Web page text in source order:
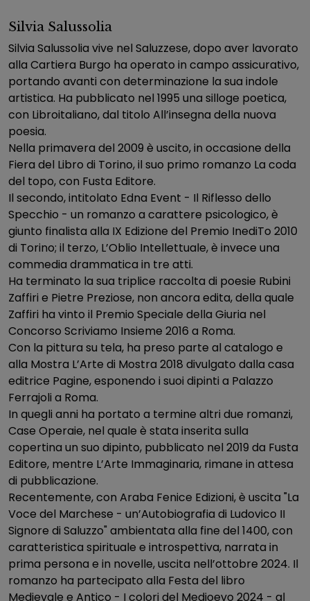
Silvia Salussolia
Silvia Salussolia vive nel Saluzzese, dopo aver lavorato
alla Cartiera Burgo ha operato in campo assicurativo,
portando avanti con determinazione la sua indole
artistica. Ha pubblicato nel 1995 una silloge poetica,
con Libroitaliano, dal titolo All’insegna della nuova
poesia.
Nella primavera del 2009 è uscito, in occasione della
Fiera del Libro di Torino, il suo primo romanzo La coda
del topo, con Fusta Editore.
Il secondo, intitolato Edna Event - Il Riflesso dello
Specchio - un romanzo a carattere psicologico, è
giunto finalista alla IX Edizione del Premio InediTo 2010
di Torino; il terzo, L’Oblio Intellettuale, è invece una
commedia drammatica in tre atti.
Ha terminato la sua triplice raccolta di poesie Rubini
Zaffiri e Pietre Preziose, non ancora edita, della quale
Zaffiri ha vinto il Premio Speciale della Giuria nel
Concorso Scriviamo Insieme 2016 a Roma.
Con la pittura su tela, ha preso parte al catalogo e
alla Mostra L’Arte di Mostra 2018 divulgato dalla casa
editrice Pagine, esponendo i suoi dipinti a Palazzo
Ferrajoli a Roma.
In quegli anni ha portato a termine altri due romanzi,
Case Operaie, nel quale è stata inserita sulla
copertina un suo dipinto, pubblicato nel 2019 da Fusta
Editore, mentre L’Arte Immaginaria, rimane in attesa
di pubblicazione.
Recentemente, con Araba Fenice Edizioni, è uscita "La
Voce del Marchese - un’Autobiografia di Ludovico II
Signore di Saluzzo" ambientata alla fine del 1400, con
caratteristica spirituale e introspettiva, narrata in
prima persona e in novelle, uscita nell’ottobre 2024. Il
romanzo ha partecipato alla Festa del libro
Medievale e Antico - I colori del Medioevo 2024 - al